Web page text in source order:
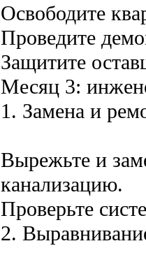
Освободите
Проведите
Защитите
Месяц 3:
1. Замена и
Вырежьте и
канализацию.
Проверьте
2.